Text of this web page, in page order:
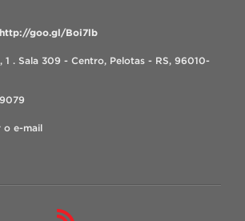
http://goo.gl/Boi7lb
1 . Sala 309 - Centro, Pelotas - RS, 96010-
o e-mail